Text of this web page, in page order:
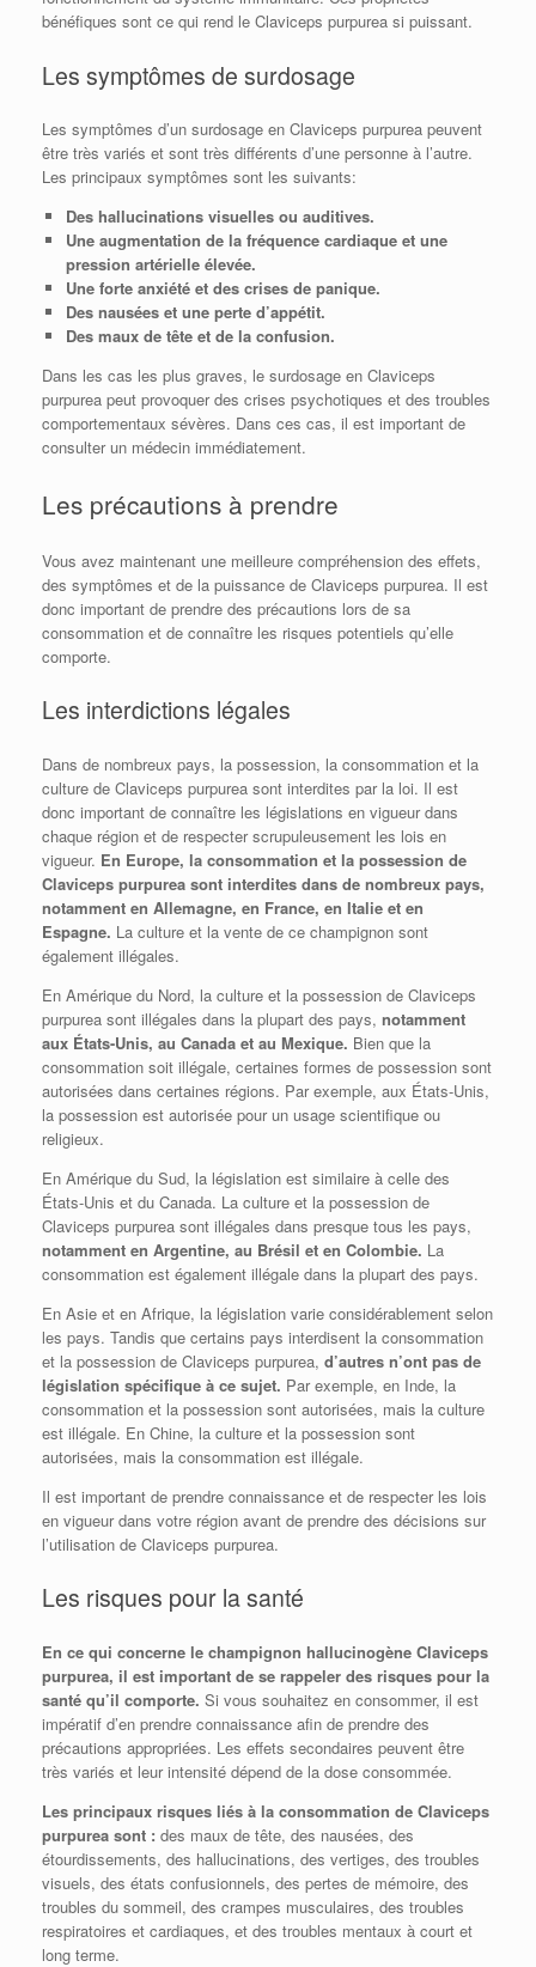
bénéfiques sont ce qui rend le Claviceps purpurea si puissant.
Les symptômes de surdosage
Les symptômes d’un surdosage en Claviceps purpurea peuvent
être très variés et sont très différents d’une personne à l’autre.
Les principaux symptômes sont les suivants:
Des hallucinations visuelles ou auditives.
Une augmentation de la fréquence cardiaque et une
pression artérielle élevée.
Une forte anxiété et des crises de panique.
Des nausées et une perte d’appétit.
Des maux de tête et de la confusion.
Dans les cas les plus graves, le surdosage en Claviceps
purpurea peut provoquer des crises psychotiques et des troubles
comportementaux sévères. Dans ces cas, il est important de
consulter un médecin immédiatement.
Les précautions à prendre
Vous avez maintenant une meilleure compréhension des effets,
des symptômes et de la puissance de Claviceps purpurea. Il est
donc important de prendre des précautions lors de sa
consommation et de connaître les risques potentiels qu’elle
comporte.
Les interdictions légales
Dans de nombreux pays, la possession, la consommation et la
culture de Claviceps purpurea sont interdites par la loi. Il est
donc important de connaître les législations en vigueur dans
chaque région et de respecter scrupuleusement les lois en
vigueur. En Europe, la consommation et la possession de
Claviceps purpurea sont interdites dans de nombreux pays,
notamment en Allemagne, en France, en Italie et en
Espagne. La culture et la vente de ce champignon sont
également illégales.
En Amérique du Nord, la culture et la possession de Claviceps
purpurea sont illégales dans la plupart des pays, notamment
aux États-Unis, au Canada et au Mexique. Bien que la
consommation soit illégale, certaines formes de possession sont
autorisées dans certaines régions. Par exemple, aux États-Unis,
la possession est autorisée pour un usage scientifique ou
religieux.
En Amérique du Sud, la législation est similaire à celle des
États-Unis et du Canada. La culture et la possession de
Claviceps purpurea sont illégales dans presque tous les pays,
notamment en Argentine, au Brésil et en Colombie. La
consommation est également illégale dans la plupart des pays.
En Asie et en Afrique, la législation varie considérablement selon
les pays. Tandis que certains pays interdisent la consommation
et la possession de Claviceps purpurea, d’autres n’ont pas de
législation spécifique à ce sujet. Par exemple, en Inde, la
consommation et la possession sont autorisées, mais la culture
est illégale. En Chine, la culture et la possession sont
autorisées, mais la consommation est illégale.
Il est important de prendre connaissance et de respecter les lois
en vigueur dans votre région avant de prendre des décisions sur
l’utilisation de Claviceps purpurea.
Les risques pour la santé
En ce qui concerne le champignon hallucinogène Claviceps
purpurea, il est important de se rappeler des risques pour la
santé qu’il comporte. Si vous souhaitez en consommer, il est
impératif d’en prendre connaissance afin de prendre des
précautions appropriées. Les effets secondaires peuvent être
très variés et leur intensité dépend de la dose consommée.
Les principaux risques liés à la consommation de Claviceps
purpurea sont : des maux de tête, des nausées, des
étourdissements, des hallucinations, des vertiges, des troubles
visuels, des états confusionnels, des pertes de mémoire, des
troubles du sommeil, des crampes musculaires, des troubles
respiratoires et cardiaques, et des troubles mentaux à court et
long terme.